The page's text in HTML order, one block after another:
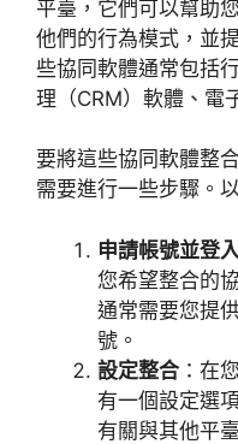
平臺，它們可以幫助
他們的行為模式，並
些協同軟體通常包括
理（CRM）軟體、電
要將這些協同軟體整
需要進行一些步驟。
申請帳號並登
您希望整合的
通常需要您提
號。
設定整合 ：在
有一個設定選
有關與其他平